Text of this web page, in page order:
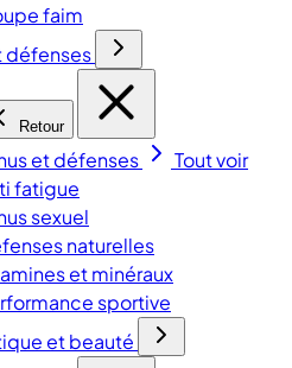
faim
défenses
Retour
et défenses
Tout voir
fatigue
sexuel
naturelles
et minéraux
sportive
et beauté